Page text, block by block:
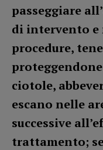
passeggiare
di intervento
procedure,
ciotole,
escano nelle
successive
trattamento;